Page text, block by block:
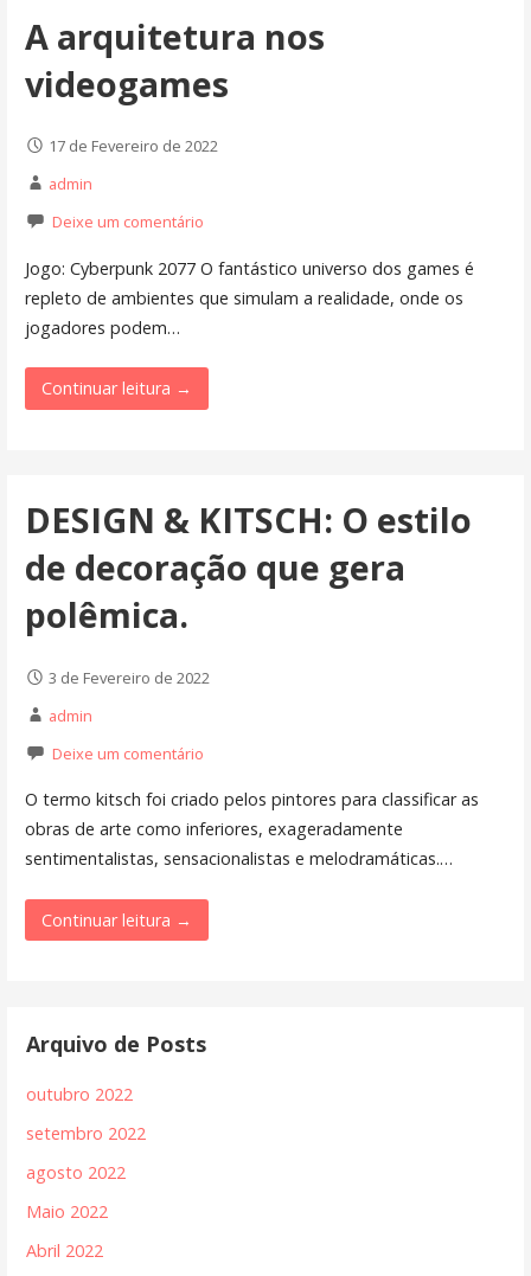
A arquitetura nos
videogames
17 de Fevereiro de 2022
admin
Deixe um comentário
Jogo: Cyberpunk 2077 O fantástico universo dos games é
repleto de ambientes que simulam a realidade, onde os
jogadores podem…
Continuar leitura →
DESIGN & KITSCH: O estilo
de decoração que gera
polêmica.
3 de Fevereiro de 2022
admin
Deixe um comentário
O termo kitsch foi criado pelos pintores para classificar as
obras de arte como inferiores, exageradamente
sentimentalistas, sensacionalistas e melodramáticas.…
Continuar leitura →
Arquivo de Posts
outubro 2022
setembro 2022
agosto 2022
Maio 2022
Abril 2022